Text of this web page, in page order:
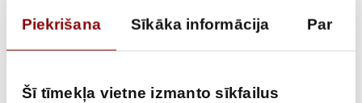
Piekrišana Sīkāka informācija Par
Šī tīmekļa vietne izmanto sīkfailus